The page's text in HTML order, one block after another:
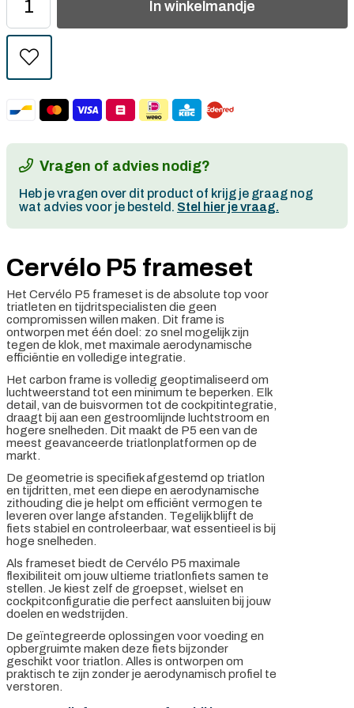
In winkelmandje
Vragen of advies nodig?
Heb je vragen over dit product of krijg je graag nog
wat advies voor je besteld. Stel hier je vraag.
Cervélo P5 frameset
Het Cervélo P5 frameset is de absolute top voor
triatleten en tijdritspecialisten die geen
compromissen willen maken. Dit frame is
ontworpen met één doel: zo snel mogelijk zijn
tegen de klok, met maximale aerodynamische
efficiëntie en volledige integratie.
Het carbon frame is volledig geoptimaliseerd om
luchtweerstand tot een minimum te beperken. Elk
detail, van de buisvormen tot de cockpitintegratie,
draagt bij aan een gestroomlijnde luchtstroom en
hogere snelheden. Dit maakt de P5 een van de
meest geavanceerde triatlonplatformen op de
markt.
De geometrie is specifiek afgestemd op triatlon
en tijdritten, met een diepe en aerodynamische
zithouding die je helpt om efficiënt vermogen te
leveren over lange afstanden. Tegelijk blijft de
fiets stabiel en controleerbaar, wat essentieel is bij
hoge snelheden.
Als frameset biedt de Cervélo P5 maximale
flexibiliteit om jouw ultieme triatlonfiets samen te
stellen. Je kiest zelf de groepset, wielset en
cockpitconfiguratie die perfect aansluiten bij jouw
doelen en wedstrijden.
De geïntegreerde oplossingen voor voeding en
opbergruimte maken deze fiets bijzonder
geschikt voor triatlon. Alles is ontworpen om
praktisch te zijn zonder je aerodynamisch profiel te
verstoren.